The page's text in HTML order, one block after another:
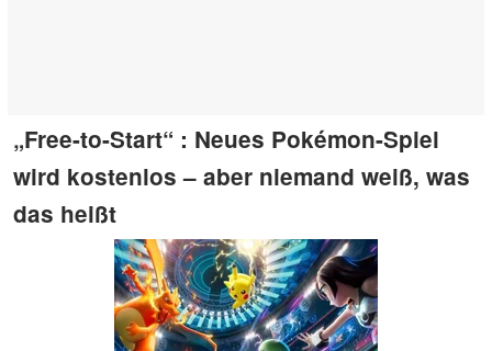
„Free-to-Start“ : Neues Pokémon-Spiel
wird kostenlos – aber niemand weiß, was
das heißt